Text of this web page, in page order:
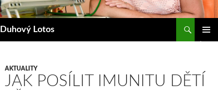
Duhový Lotos
AKTUALITY
JAK POSÍLIT IMUNITU DĚTÍ